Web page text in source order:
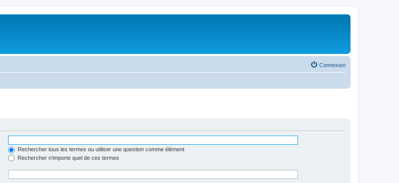
Connexion
Rechercher tous les termes ou utiliser une question comme élément
Rechercher n’importe quel de ces termes